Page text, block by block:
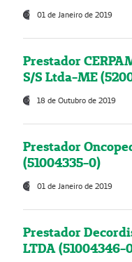
01 de Janeiro de 2019
Prestador
S/S Ltda-ME
18 de Outubro de 2019
Prestador
(51004335-0)
01 de Janeiro de 2019
Prestador
LTDA (51004346-